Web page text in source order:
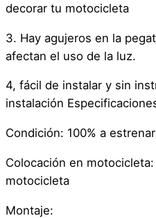
i
n
F
a
r
s
e
M
o
decorar tu motocicleta
3. Hay agujeros en la
afectan el uso de la luz.
4, fácil de instalar y sin
instalación
Condición: 100% a estrenar
Colocación en
motocicleta
Montaje: